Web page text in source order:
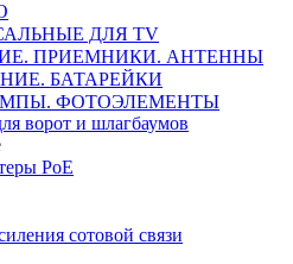
ДЛЯ TV
ПРИЕМНИКИ. АНТЕННЫ
БАТАРЕЙКИ
ФОТОЭЛЕМЕНТЫ
ворот и шлагбаумов
РоЕ
сотовой связи